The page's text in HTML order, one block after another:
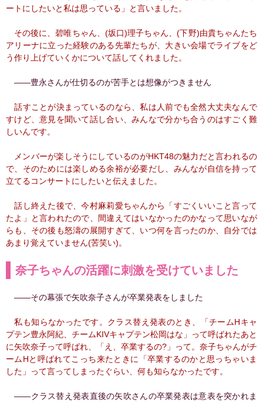
ートにしたいと私は思っている」と言いました。
その後に、碧唯ちゃん、(坂口)理子ちゃん、(下野)由貴ちゃんたち
アリーナに立った経験のある先輩たちが、大きい会場でライブをど
う作り上げていくかについて話してくれました。
――豊永さんが仕切るのが苦手とは想像がつきません
話すことが決まっているのなら、私は人前でも全然大丈夫なんで
すけど、意見を聞いて話し合い、みんなで分かち合うのはすごく難
しいんです。
メンバーが楽しそうにしているのがHKT48の魅力だと言われるの
で、そのためには楽しめる余裕が必要だし、みんなが自信を持って
立てるコンサートにしたいと伝えました。
話し終えた後で、今村麻莉愛ちゃんから「すごくいいこと言って
たよ」と言われたので、間違えてはいなかったのかなって思いなが
らも、その後も怒濤の展開すぎて、いつ何を言ったのか、自分では
あまり覚えていません(苦笑い)。
奈子ちゃんの活躍に刺激を受けていました
――その幕張で矢吹奈子さんが卒業発表をしました
私も知らなかったです。クラス替え発表のとき、「チームHキャ
プテン豊永阿紀、チームKIVキャプテン松岡はな」って呼ばれたあと
に矢吹奈子って呼ばれ、「え、卒業するの?」って。奈子ちゃんがチ
ームHと呼ばれてこっち来たときに「卒業するのかと思っちゃいま
した」って言ってしまったぐらい、何も知らなかったです。
――クラス替え発表直後の矢吹さんの卒業発表は意表を突かれま